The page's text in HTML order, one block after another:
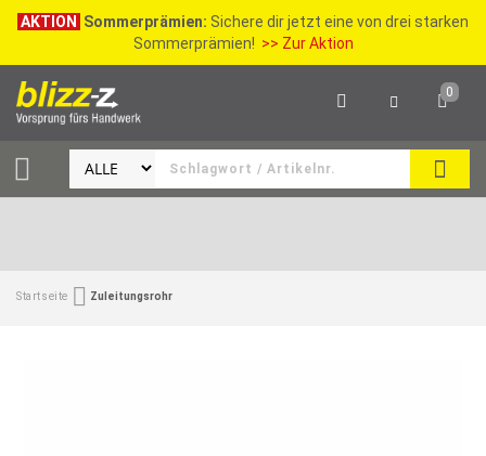
AKTION Sommerprämien: Sichere dir jetzt eine von drei starken
Sommerprämien! >> Zur Aktion
0
Startseite Zuleitungsrohr